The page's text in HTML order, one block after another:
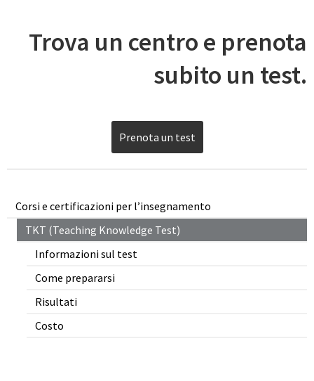
Corsi e certificazioni per l’insegnamento
TKT (Teaching Knowledge Test)
Informazioni sul test
Come prepararsi
Risultati
Costo
Trova un centro e prenota
subito un test.
Prenota un test